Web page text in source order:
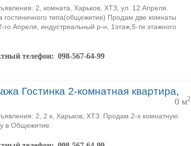
2, комната, Харьков, ХТЗ, ул. 12 Апреля.
гостиничного типа(общежитие) Продам две комнаты
го Апреля, индустриальный р-н, 1этаж,5-ти этажного
телефон: 098-567-64-99
Гостинка 2-комнатная квартира,
0 м2
2, 2 к, Харьков, ХТЗ. Продам 2-х комнатную
в Общежитие.